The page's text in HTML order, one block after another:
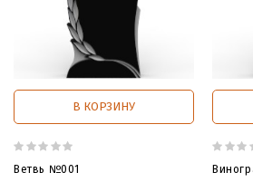
В КОРЗИНУ
Ветвь №001